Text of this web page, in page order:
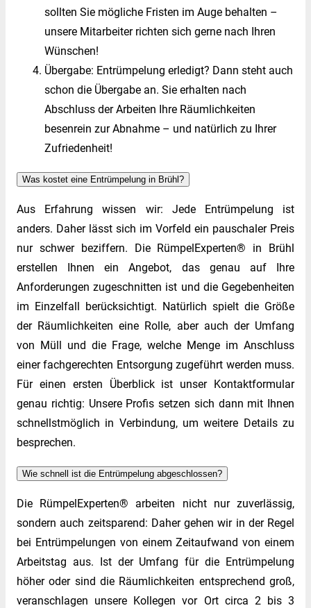
sollten Sie mögliche Fristen im Auge behalten –
unsere Mitarbeiter richten sich gerne nach Ihren
Wünschen!
Übergabe: Entrümpelung erledigt? Dann steht auch
schon die Übergabe an. Sie erhalten nach
Abschluss der Arbeiten Ihre Räumlichkeiten
besenrein zur Abnahme – und natürlich zu Ihrer
Zufriedenheit!
Was kostet eine Entrümpelung in Brühl?
Aus Erfahrung wissen wir: Jede Entrümpelung ist
anders. Daher lässt sich im Vorfeld ein pauschaler Preis
nur schwer beziffern. Die RümpelExperten® in Brühl
erstellen Ihnen ein Angebot, das genau auf Ihre
Anforderungen zugeschnitten ist und die Gegebenheiten
im Einzelfall berücksichtigt. Natürlich spielt die Größe
der Räumlichkeiten eine Rolle, aber auch der Umfang
von Müll und die Frage, welche Menge im Anschluss
einer fachgerechten Entsorgung zugeführt werden muss.
Für einen ersten Überblick ist unser Kontaktformular
genau richtig: Unsere Profis setzen sich dann mit Ihnen
schnellstmöglich in Verbindung, um weitere Details zu
besprechen.
Wie schnell ist die Entrümpelung abgeschlossen?
Die RümpelExperten® arbeiten nicht nur zuverlässig,
sondern auch zeitsparend: Daher gehen wir in der Regel
bei Entrümpelungen von einem Zeitaufwand von einem
Arbeitstag aus. Ist der Umfang für die Entrümpelung
höher oder sind die Räumlichkeiten entsprechend groß,
veranschlagen unsere Kollegen vor Ort circa 2 bis 3